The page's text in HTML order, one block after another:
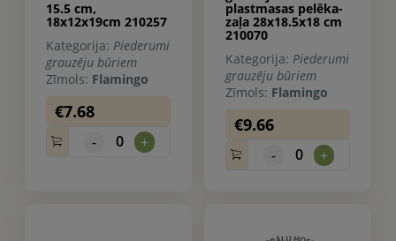
15.5 cm,
18x12x19cm 210257
Kategorija: Piederumi
grauzēju būriem
Zīmols: Flamingo
€7.68
- 0 +
plastmasas pelēka-
zaļa 28x18.5x18 cm
210070
Kategorija: Piederumi
grauzēju būriem
Zīmols: Flamingo
€9.66
- 0 +